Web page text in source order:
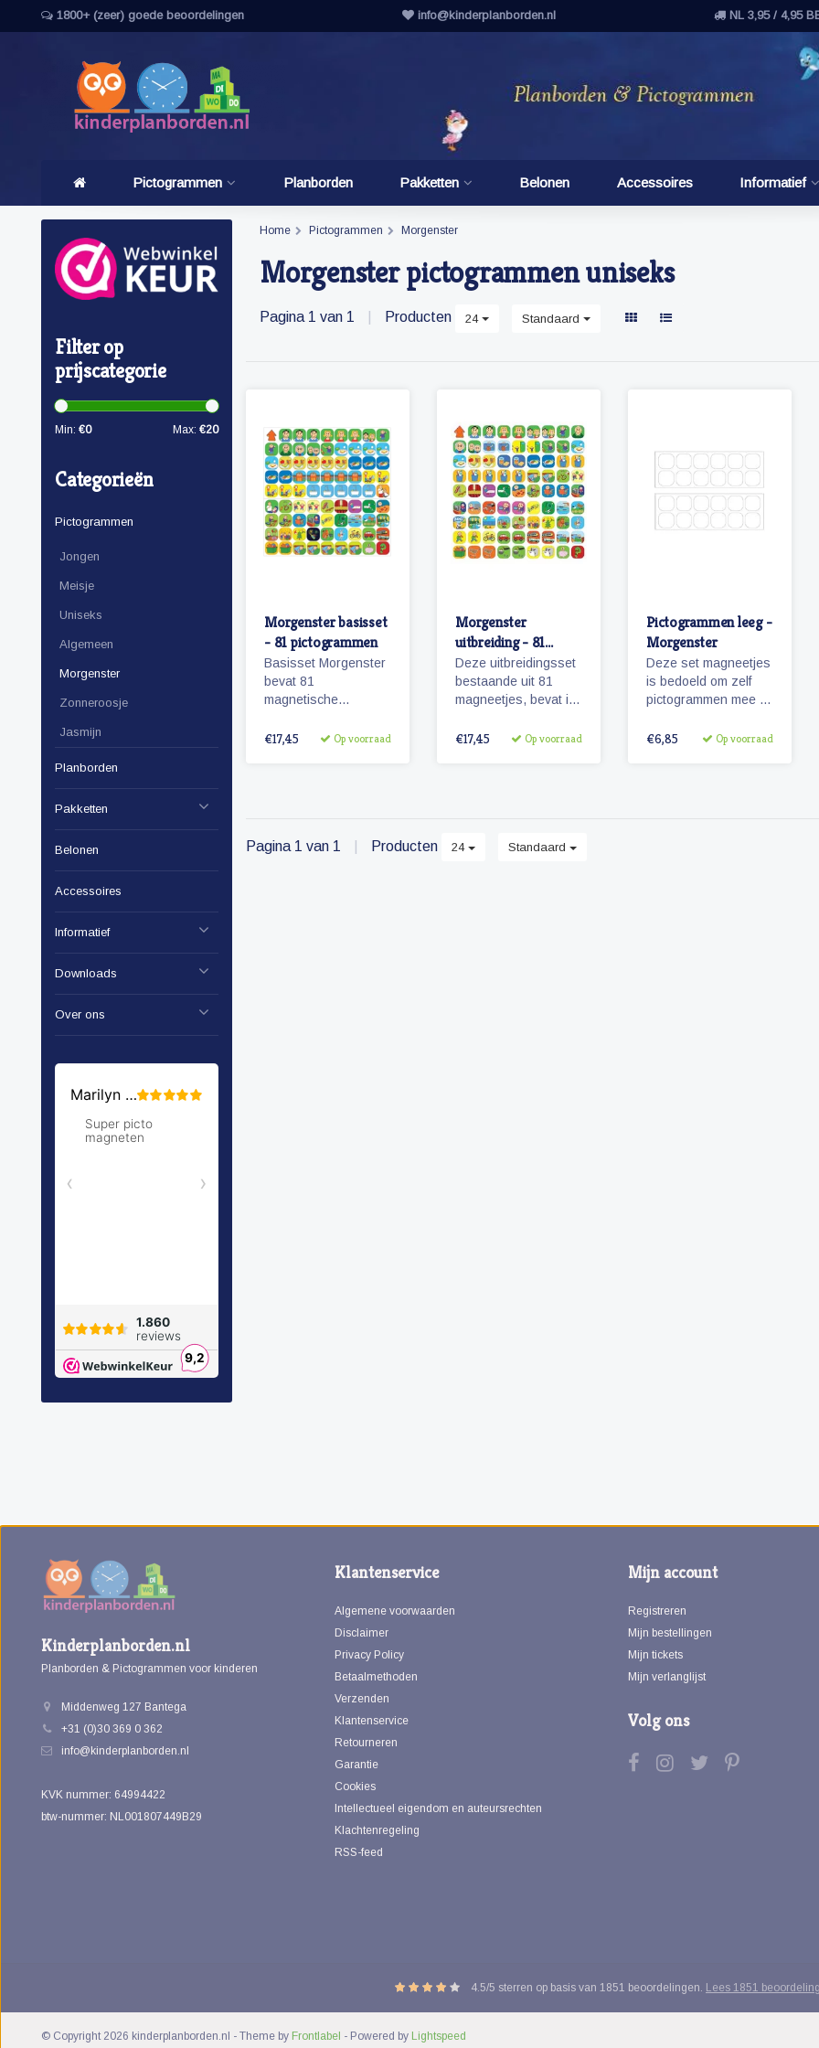
1800+ (zeer) goede beoordelingen info@kinderplanborden.nl NL 3,95 / 4,95
Pictogrammen Planborden Pakketten Belonen Accessoires Informatief
Filter op
prijscategorie
Min: €0 Max: €20
Categorieën
Pictogrammen
Jongen
Meisje
Uniseks
Algemeen
Morgenster
Zonneroosje
Jasmijn
Planborden
Pakketten
Belonen
Accessoires
Informatief
Downloads
Over ons
Home Pictogrammen Morgenster
Morgenster pictogrammen uniseks
Pagina 1 van 1 Producten 24 Standaard
Morgenster basisset
- 81 pictogrammen
Basisset Morgenster
bevat 81
magnetische
pictogrammen
€17,45 Op voorraad
Morgenster
uitbreiding - 81
pictogrammen
Deze uitbreidingsset
bestaande uit 81
magneetjes, bevat in
basisset Morgenster,
€17,45 Op voorraad
Pictogrammen leeg -
Morgenster
Deze set magneetjes
is bedoeld om zelf
pictogrammen mee te
magneetjes hebben
€6,85 Op voorraad
Pagina 1 van 1 Producten 24 Standaard
Kinderplanborden.nl
Planborden & Pictogrammen voor kinderen
Middenweg 127 Bantega
+31 (0)30 369 0 362
info@kinderplanborden.nl
KVK nummer: 64994422
btw-nummer: NL001807449B29
Klantenservice
Algemene voorwaarden
Disclaimer
Privacy Policy
Betaalmethoden
Verzenden
Klantenservice
Retourneren
Garantie
Cookies
Intellectueel eigendom en auteursrechten
Klachtenregeling
RSS-feed
Mijn account
Registreren
Mijn bestellingen
Mijn tickets
Mijn verlanglijst
Volg ons
4.5/5 sterren op basis van 1851 beoordelingen. Lees 1851
© Copyright 2026 kinderplanborden.nl - Theme by Frontlabel - Powered by Lightspeed